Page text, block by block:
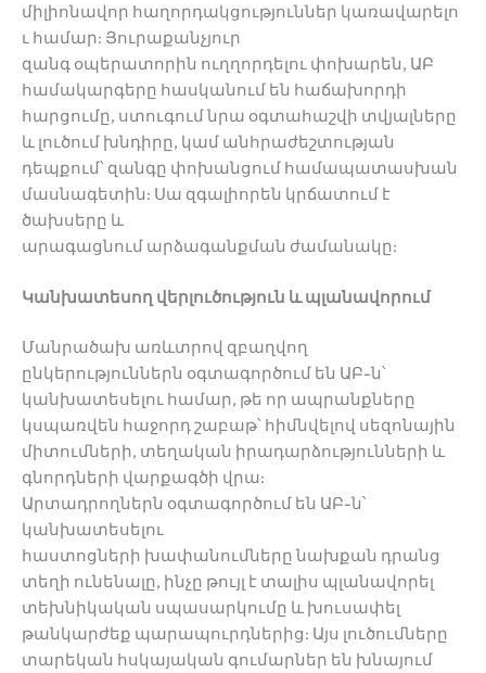
միլիոնավոր հաղորդակցություններ կառավարելո
ւ համար: Յուրաքանչյուր
զանգ օպերատորին ուղղորդելու փոխարեն, ԱԲ
համակարգերը հասկանում են հաճախորդի
հարցումը, ստուգում նրա օգտահաշվի տվյալները
և լուծում խնդիրը, կամ անհրաժեշտության
դեպքում՝ զանգը փոխանցում համապատասխան
մասնագետին: Սա զգալիորեն կրճատում է
ծախսերը և
արագացնում արձագանքման ժամանակը:
Կանխատեսող վերլուծություն և պլանավորում
Մանրածախ առևտրով զբաղվող
ընկերություններն օգտագործում են ԱԲ-ն՝
կանխատեսելու համար, թե որ ապրանքները
կսպառվեն հաջորդ շաբաթ՝ հիմնվելով սեզոնային
միտումների, տեղական իրադարձությունների և
գնորդների վարքագծի վրա:
Արտադրողներն օգտագործում են ԱԲ-ն՝
կանխատեսելու
հաստոցների խափանումները նախքան դրանց
տեղի ունենալը, ինչը թույլ է տալիս պլանավորել
տեխնիկական սպասարկումը և խուսափել
թանկարժեք պարապուրդներից: Այս լուծումները
տարեկան հսկայական գումարներ են խնայում